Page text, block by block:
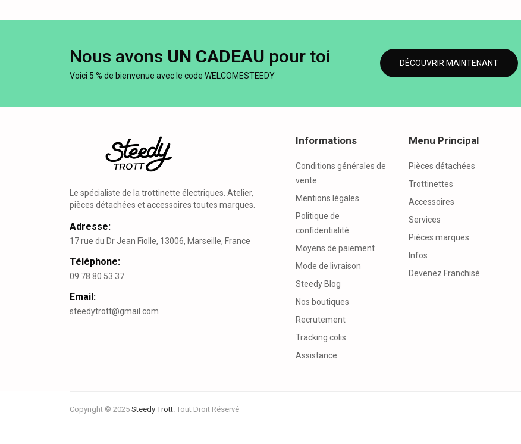
Nous avons UN CADEAU pour toi
Voici 5 % de bienvenue avec le code WELCOMESTEEDY
DÉCOUVRIR MAINTENANT
Le spécialiste de la trottinette électriques. Atelier,
pièces détachées et accessoires toutes marques.
Adresse:
17 rue du Dr Jean Fiolle, 13006, Marseille, France
Téléphone:
09 78 80 53 37
Email:
steedytrott@gmail.com
Informations
Conditions générales de
vente
Mentions légales
Politique de
confidentialité
Moyens de paiement
Mode de livraison
Steedy Blog
Nos boutiques
Recrutement
Tracking colis
Assistance
Menu Principal
Pièces détachées
Trottinettes
Accessoires
Services
Pièces marques
Infos
Devenez Franchisé
Copyright © 2025 Steedy Trott. Tout Droit Réservé